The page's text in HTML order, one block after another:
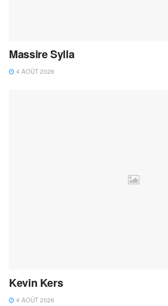
Massire Sylla
4 AOÛT 2026
Kevin Kers
4 AOÛT 2026